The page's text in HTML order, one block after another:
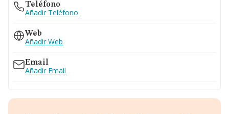
Teléfono
Añadir Teléfono
Web
Añadir Web
Email
Añadir Email